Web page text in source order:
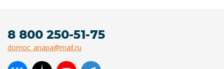
8 800 250-51-75
domoc_anapa@mail.ru